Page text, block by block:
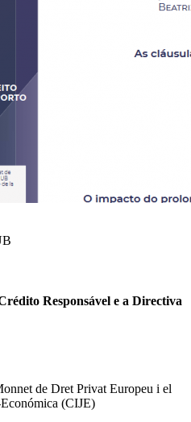
Responsável e a Directiva
de Dret Privat Europeu i el
(CIJE)